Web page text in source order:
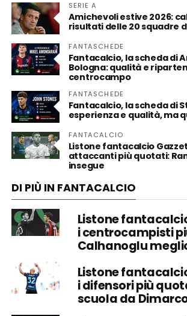
SERIE A
Amichevoli estive 2026:
risultati delle 20 squadre
FANTASCHEDE
Fantacalcio, la scheda di
Bologna: qualità e
centrocampo
FANTASCHEDE
Fantacalcio, la scheda di
esperienza e qualità, ma
FANTACALCIO
Listone fantacalcio
attaccanti più quotati:
insegue
DI PIÙ IN FANTACALCIO
Listone
i centrocampisti
Calhanoglu
Listone
i difensori più
scuola da